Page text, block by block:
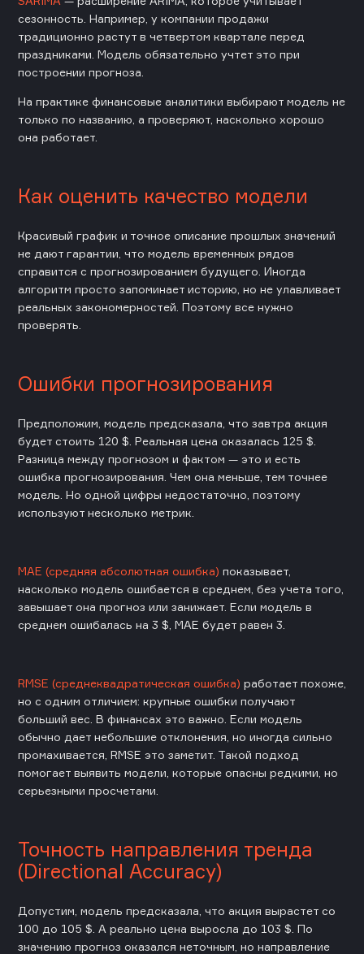
сезонность. Например, у компании продажи
традиционно растут в четвертом квартале перед
праздниками. Модель обязательно учтет это при
построении прогноза.
На практике финансовые аналитики выбирают модель не
только по названию, а проверяют, насколько хорошо
она работает.
Как оценить качество модели
Красивый график и точное описание прошлых значений
не дают гарантии, что модель временных рядов
справится с прогнозированием будущего. Иногда
алгоритм просто запоминает историю, но не улавливает
реальных закономерностей. Поэтому все нужно
проверять.
Ошибки прогнозирования
Предположим, модель предсказала, что завтра акция
будет стоить 120 $. Реальная цена оказалась 125 $.
Разница между прогнозом и фактом — это и есть
ошибка прогнозирования. Чем она меньше, тем точнее
модель. Но одной цифры недостаточно, поэтому
используют несколько метрик.
MAE (средняя абсолютная ошибка) показывает,
насколько модель ошибается в среднем, без учета того,
завышает она прогноз или занижает. Если модель в
среднем ошибалась на 3 $, MAE будет равен 3.
RMSE (среднеквадратическая ошибка) работает похоже,
но с одним отличием: крупные ошибки получают
больший вес. В финансах это важно. Если модель
обычно дает небольшие отклонения, но иногда сильно
промахивается, RMSE это заметит. Такой подход
помогает выявить модели, которые опасны редкими, но
серьезными просчетами.
Точность направления тренда
(Directional Accuracy)
Допустим, модель предсказала, что акция вырастет со
100 до 105 $. А реально цена выросла до 103 $. По
значению прогноз оказался неточным, но направление